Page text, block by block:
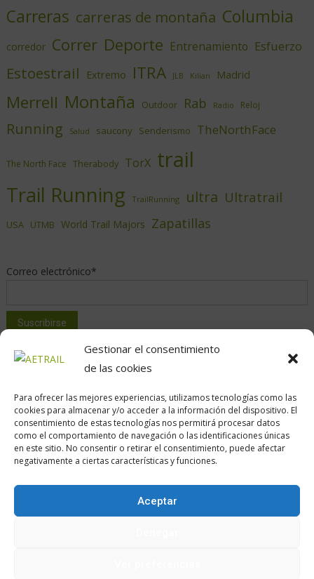
Gestionar el consentimiento
de las cookies
Para ofrecer las mejores experiencias, utilizamos tecnologías como las
cookies para almacenar y/o acceder a la información del dispositivo. El
consentimiento de estas tecnologías nos permitirá procesar datos
como el comportamiento de navegación o las identificaciones únicas
en este sitio. No consentir o retirar el consentimiento, puede afectar
negativamente a ciertas características y funciones.
Aceptar
Carreras carreras de montaña Columbia
corredor Correr Deporte Entrenamiento Esfuerzo
Estoestrail Extremo ITRA JLB Kilian Madrid
Merrell Montaña Outdoor Rab Radio Reloj
Running Salud saucony Senderismo TheNorthFace
The North Face Therabody TorX trail
Trail Running TrailRunning ultra Ultratrail
USA UTMB World Trail Majors Zapatillas
Correo electrónico*
Calle Daoiz, 12, Madrid